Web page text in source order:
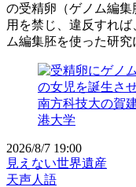
の受精卵（ゲノム編
用を禁じ、違反すれ
ム編集胚を使った研
2026/8/7 19:00
見えない世界遺産
天声人語